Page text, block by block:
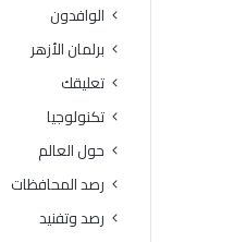
الوافدون
برلمان الأزهر
تعليقك
تكنولوجيا
حول العالم
رصد المحافظات
رصد وتفنيد